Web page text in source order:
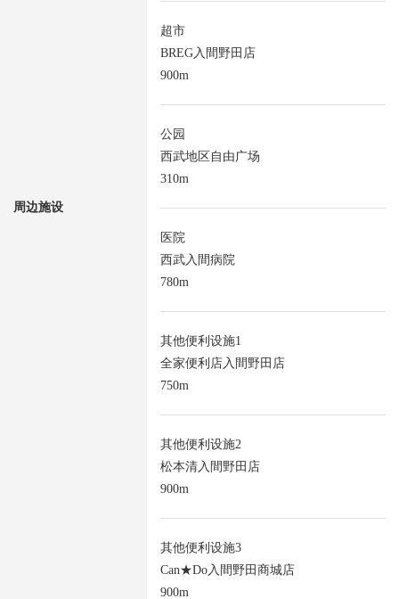
周边施设
超市
BREG入間野田店
900m
公园
西武地区自由广场
310m
医院
西武入間病院
780m
其他便利设施1
全家便利店入間野田店
750m
其他便利设施2
松本清入間野田店
900m
其他便利设施3
Can★Do入間野田商城店
900m